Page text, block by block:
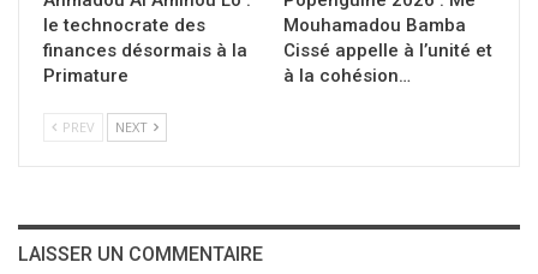
le technocrate des
finances désormais à la
Primature
Mouhamadou Bamba
Cissé appelle à l’unité et
à la cohésion…
PREV NEXT
LAISSER UN COMMENTAIRE